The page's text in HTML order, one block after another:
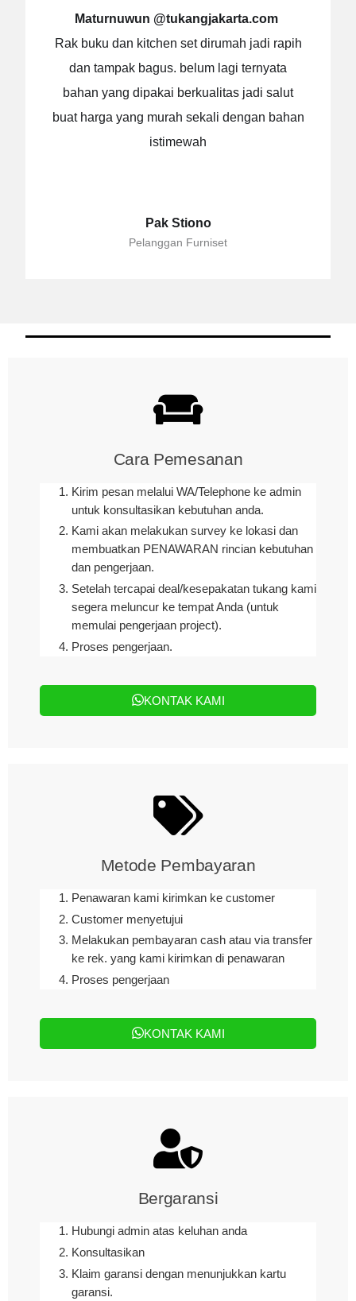
Maturnuwun @tukangjakarta.com
Rak buku dan kitchen set dirumah jadi rapih
dan tampak bagus. belum lagi ternyata
bahan yang dipakai berkualitas jadi salut
buat harga yang murah sekali dengan bahan
istimewah
Pak Stiono
Pelanggan Furniset
Cara Pemesanan
Kirim pesan melalui WA/Telephone ke admin
untuk konsultasikan kebutuhan anda.
Kami akan melakukan survey ke lokasi dan
membuatkan PENAWARAN rincian kebutuhan
dan pengerjaan.
Setelah tercapai deal/kesepakatan tukang kami
segera meluncur ke tempat Anda (untuk
memulai pengerjaan project).
Proses pengerjaan.
KONTAK KAMI
Metode Pembayaran
Penawaran kami kirimkan ke customer
Customer menyetujui
Melakukan pembayaran cash atau via transfer
ke rek. yang kami kirimkan di penawaran
Proses pengerjaan
KONTAK KAMI
Bergaransi
Hubungi admin atas keluhan anda
Konsultasikan
Klaim garansi dengan menunjukkan kartu
garansi.